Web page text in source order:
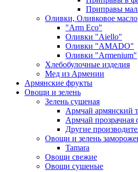
Приправы
Оливки, Оливковое масло
"Arm Eco"
Оливки "Aiello"
Оливки "AMADO"
Оливки "Armenium"
Хлебобулочные изделия
Мед из Армении
Армянские фрукты
Овощи и зелень
Зелень сушеная
Армчай армянский
Армчай прозрачная
Другие
Овощи и зелень
Tamara
Овощи свежие
Овощи сушеные